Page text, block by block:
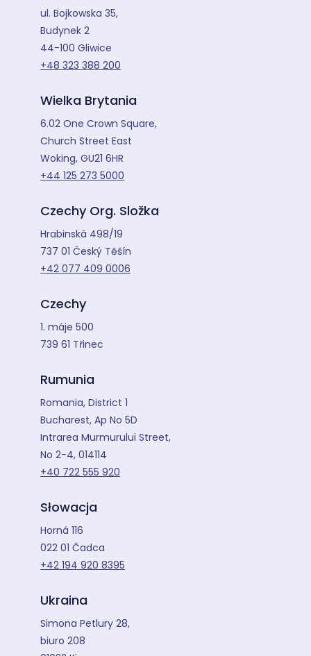
ul. Bojkowska 35,
Budynek 2
44-100 Gliwice
+48 323 388 200
Wielka Brytania
6.02 One Crown Square,
Church Street East
Woking, GU21 6HR
+44 125 273 5000
Czechy Org. Složka
Hrabinská 498/19
737 01 Český Těšín
+42 077 409 0006
Czechy
1. máje 500
739 61 Třinec
Rumunia
Romania, District 1
Bucharest, Ap No 5D
Intrarea Murmurului Street,
No 2-4, 014114
+40 722 555 920
Słowacja
Horná 116
022 01 Čadca
+42 194 920 8395
Ukraina
Simona Petlury 28,
biuro 208